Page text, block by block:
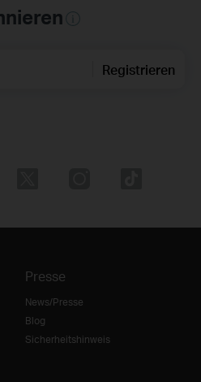
Registrieren
Presse
News/Presse
Blog
Sicherheitshinweis